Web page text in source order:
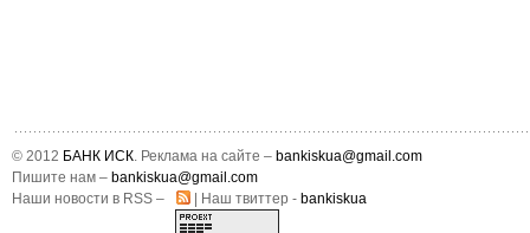
© 2012 БАНК ИСК. Реклама на сайте – bankiskua@gmail.com
Пишите нам – bankiskua@gmail.com
Наши новости в RSS –
| Наш твиттер - bankiskua